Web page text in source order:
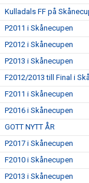
Kulladals FF på
P2011 i Skånecupen
P2012 i Skånecupen
P2013 i Skånecupen
F2012/2013 till Final i
F2011 i Skånecupen
P2016 i Skånecupen
GOTT NYTT ÅR
P2017 i Skånecupen
F2010 i Skånecupen
P2013 i Skånecupen